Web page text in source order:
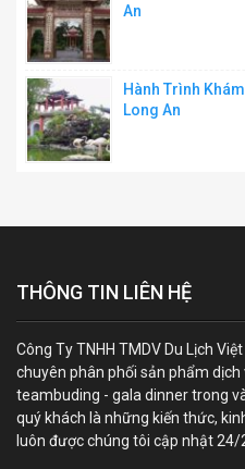
An
Hành Trình
Long An
THÔNG TIN LIÊN HỆ
Công Ty TNHH TMDV Du Lịch
chuyên phân phối sản phẩm dịch
teambuding - gala dinner trong
quý khách là những kiến thức,
luôn được chúng tôi cập nhật 24/